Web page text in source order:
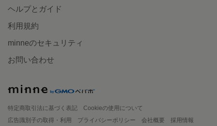
ヘルプとガイド
利用規約
minneのセキュリティ
お問い合わせ
特定商取引法に基づく表記
Cookieの使用について
広告識別子の取得・利用
プライバシーポリシー 会社概要
採用情報